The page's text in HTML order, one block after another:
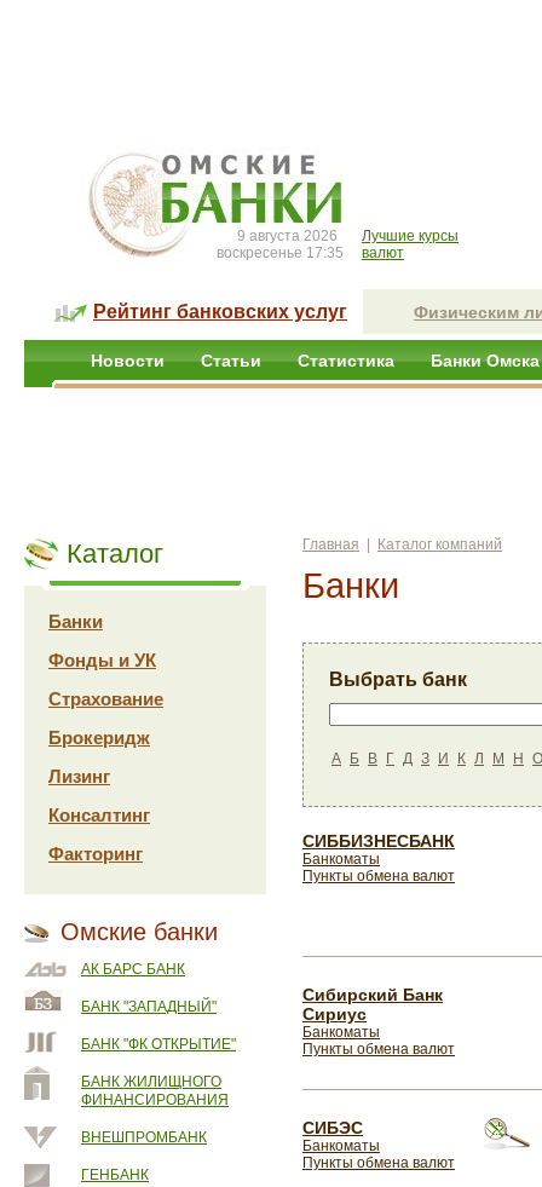
9 августа 2026
воскресенье 17:35
Лучшие курсы
валют
Рейтинг банковских услуг Физическим
Новости Статьи Статистика Банки Омска
Каталог
Банки
Фонды и УК
Страхование
Брокеридж
Лизинг
Консалтинг
Факторинг
Омские банки
АК БАРС БАНК
БАНК "ЗАПАДНЫЙ"
БАНК "ФК ОТКРЫТИЕ"
БАНК ЖИЛИЩНОГО
ФИНАНСИРОВАНИЯ
ВНЕШПРОМБАНК
ГЕНБАНК
Главная Каталог компаний
Банки
Выбрать банк
А Б В Г Д З И К Л М Н О
СИББИЗНЕСБАНК
Банкоматы
Пункты обмена валют
Сибирский Банк
Сириус
Банкоматы
Пункты обмена валют
СИБЭС
Банкоматы
Пункты обмена валют